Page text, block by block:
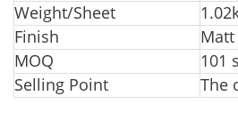
Weight/Sheet
Finish
Matt
MOQ
101
Selling Point
The